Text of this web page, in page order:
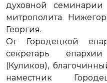
духовной семинарии
митрополита
Георгия.
От Городецкой
секретарь
(Куликов),
наместник